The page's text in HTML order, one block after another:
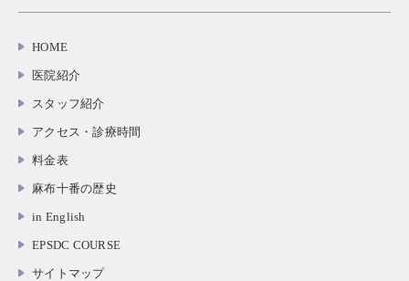
HOME
医院紹介
スタッフ紹介
アクセス・診療時間
料金表
麻布十番の歴史
in English
EPSDC COURSE
サイトマップ